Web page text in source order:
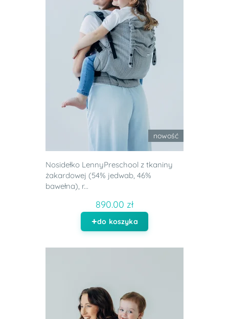
nowość
Nosidełko LennyPreschool z tkaniny
żakardowej (54% jedwab, 46%
bawełna), r...
890.00 zł
do koszyka